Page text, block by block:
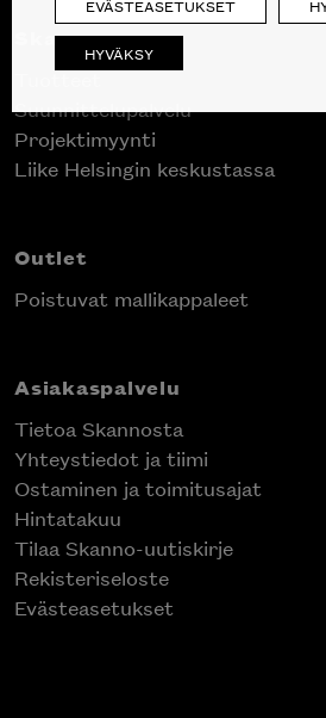
Skanno
Tuotteet
Suunnittelupalvelu
Projektimyynti
Liike Helsingin keskustassa
Outlet
Poistuvat mallikappaleet
Asiakaspalvelu
Tietoa Skannosta
Yhteystiedot ja tiimi
Ostaminen ja toimitusajat
Hintatakuu
Tilaa Skanno-uutiskirje
Rekisteriseloste
Evästeasetukset
EVÄSTEASETUKSET
HYVÄKSY